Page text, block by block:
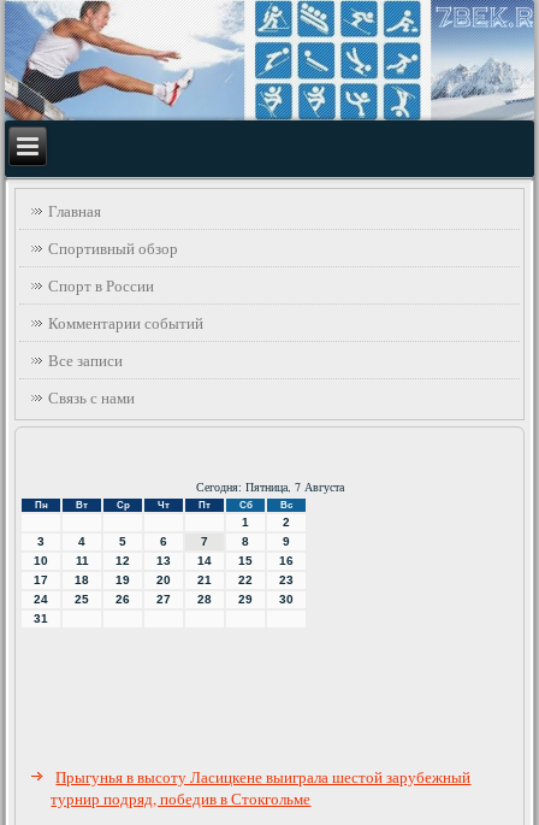
Главная
Спортивный обзор
Спорт в России
Комментарии событий
Все записи
Связь с нами
Сегодня: Пятница, 7 Августа
Пн Вт Ср Чт Пт Сб Вс
1
2
3
4 5 6 7 8
9
10
11 12 13 14 15
16
17
18 19 20 21 22
23
24
25 26 27 28 29
30
31
Прыгунья в высоту Ласицкене выиграла шестой зарубежный
турнир подряд, победив в Стокгольме